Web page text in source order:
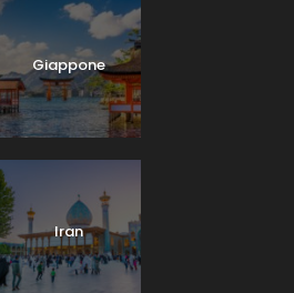
Giappone
Iran